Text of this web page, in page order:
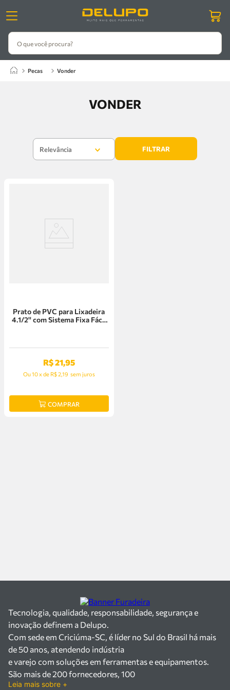
O que você procura?
pecas vonder
VONDER
Relevância FILTRAR
Prato de PVC para Lixadeira
4.1/2'' com Sistema Fixa Fácil
R$21,95
Ou10xde R$ 2,19 sem juros
COMPRAR
Tecnologia, qualidade, responsabilidade, segurança e
inovação definem a Delupo.
Com sede em Criciúma-SC, é líder no Sul do Brasil há mais
de 50 anos, atendendo indústria
e varejo com soluções em ferramentas e equipamentos.
São mais de 200 fornecedores, 100
mil itens à pronta entrega e uma equipe qualificada em
Leia mais sobre +